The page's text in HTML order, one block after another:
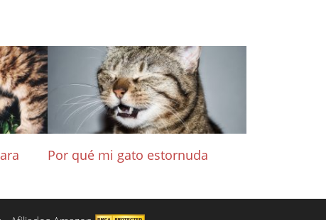
Por qué mi gato estornuda